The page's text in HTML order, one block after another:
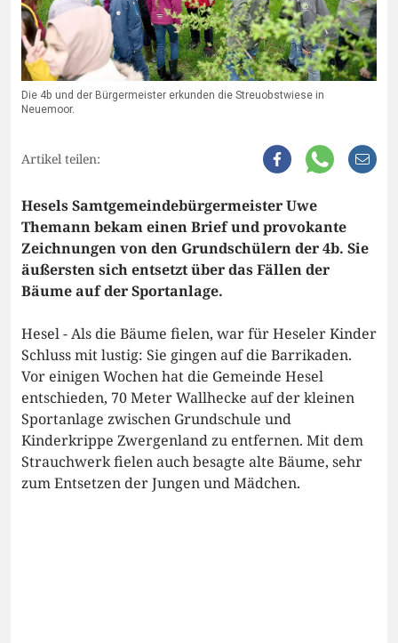
Die 4b und der Bürgermeister erkunden die Streuobstwiese in
Neuemoor.
Artikel teilen:
Hesels Samtgemeindebürgermeister Uwe
Themann bekam einen Brief und provokante
Zeichnungen von den Grundschülern der 4b. Sie
äußersten sich entsetzt über das Fällen der
Bäume auf der Sportanlage.
Hesel - Als die Bäume fielen, war für Heseler Kinder
Schluss mit lustig: Sie gingen auf die Barrikaden.
Vor einigen Wochen hat die Gemeinde Hesel
entschieden, 70 Meter Wallhecke auf der kleinen
Sportanlage zwischen Grundschule und
Kinderkrippe Zwergenland zu entfernen. Mit dem
Strauchwerk fielen auch besagte alte Bäume, sehr
zum Entsetzen der Jungen und Mädchen.